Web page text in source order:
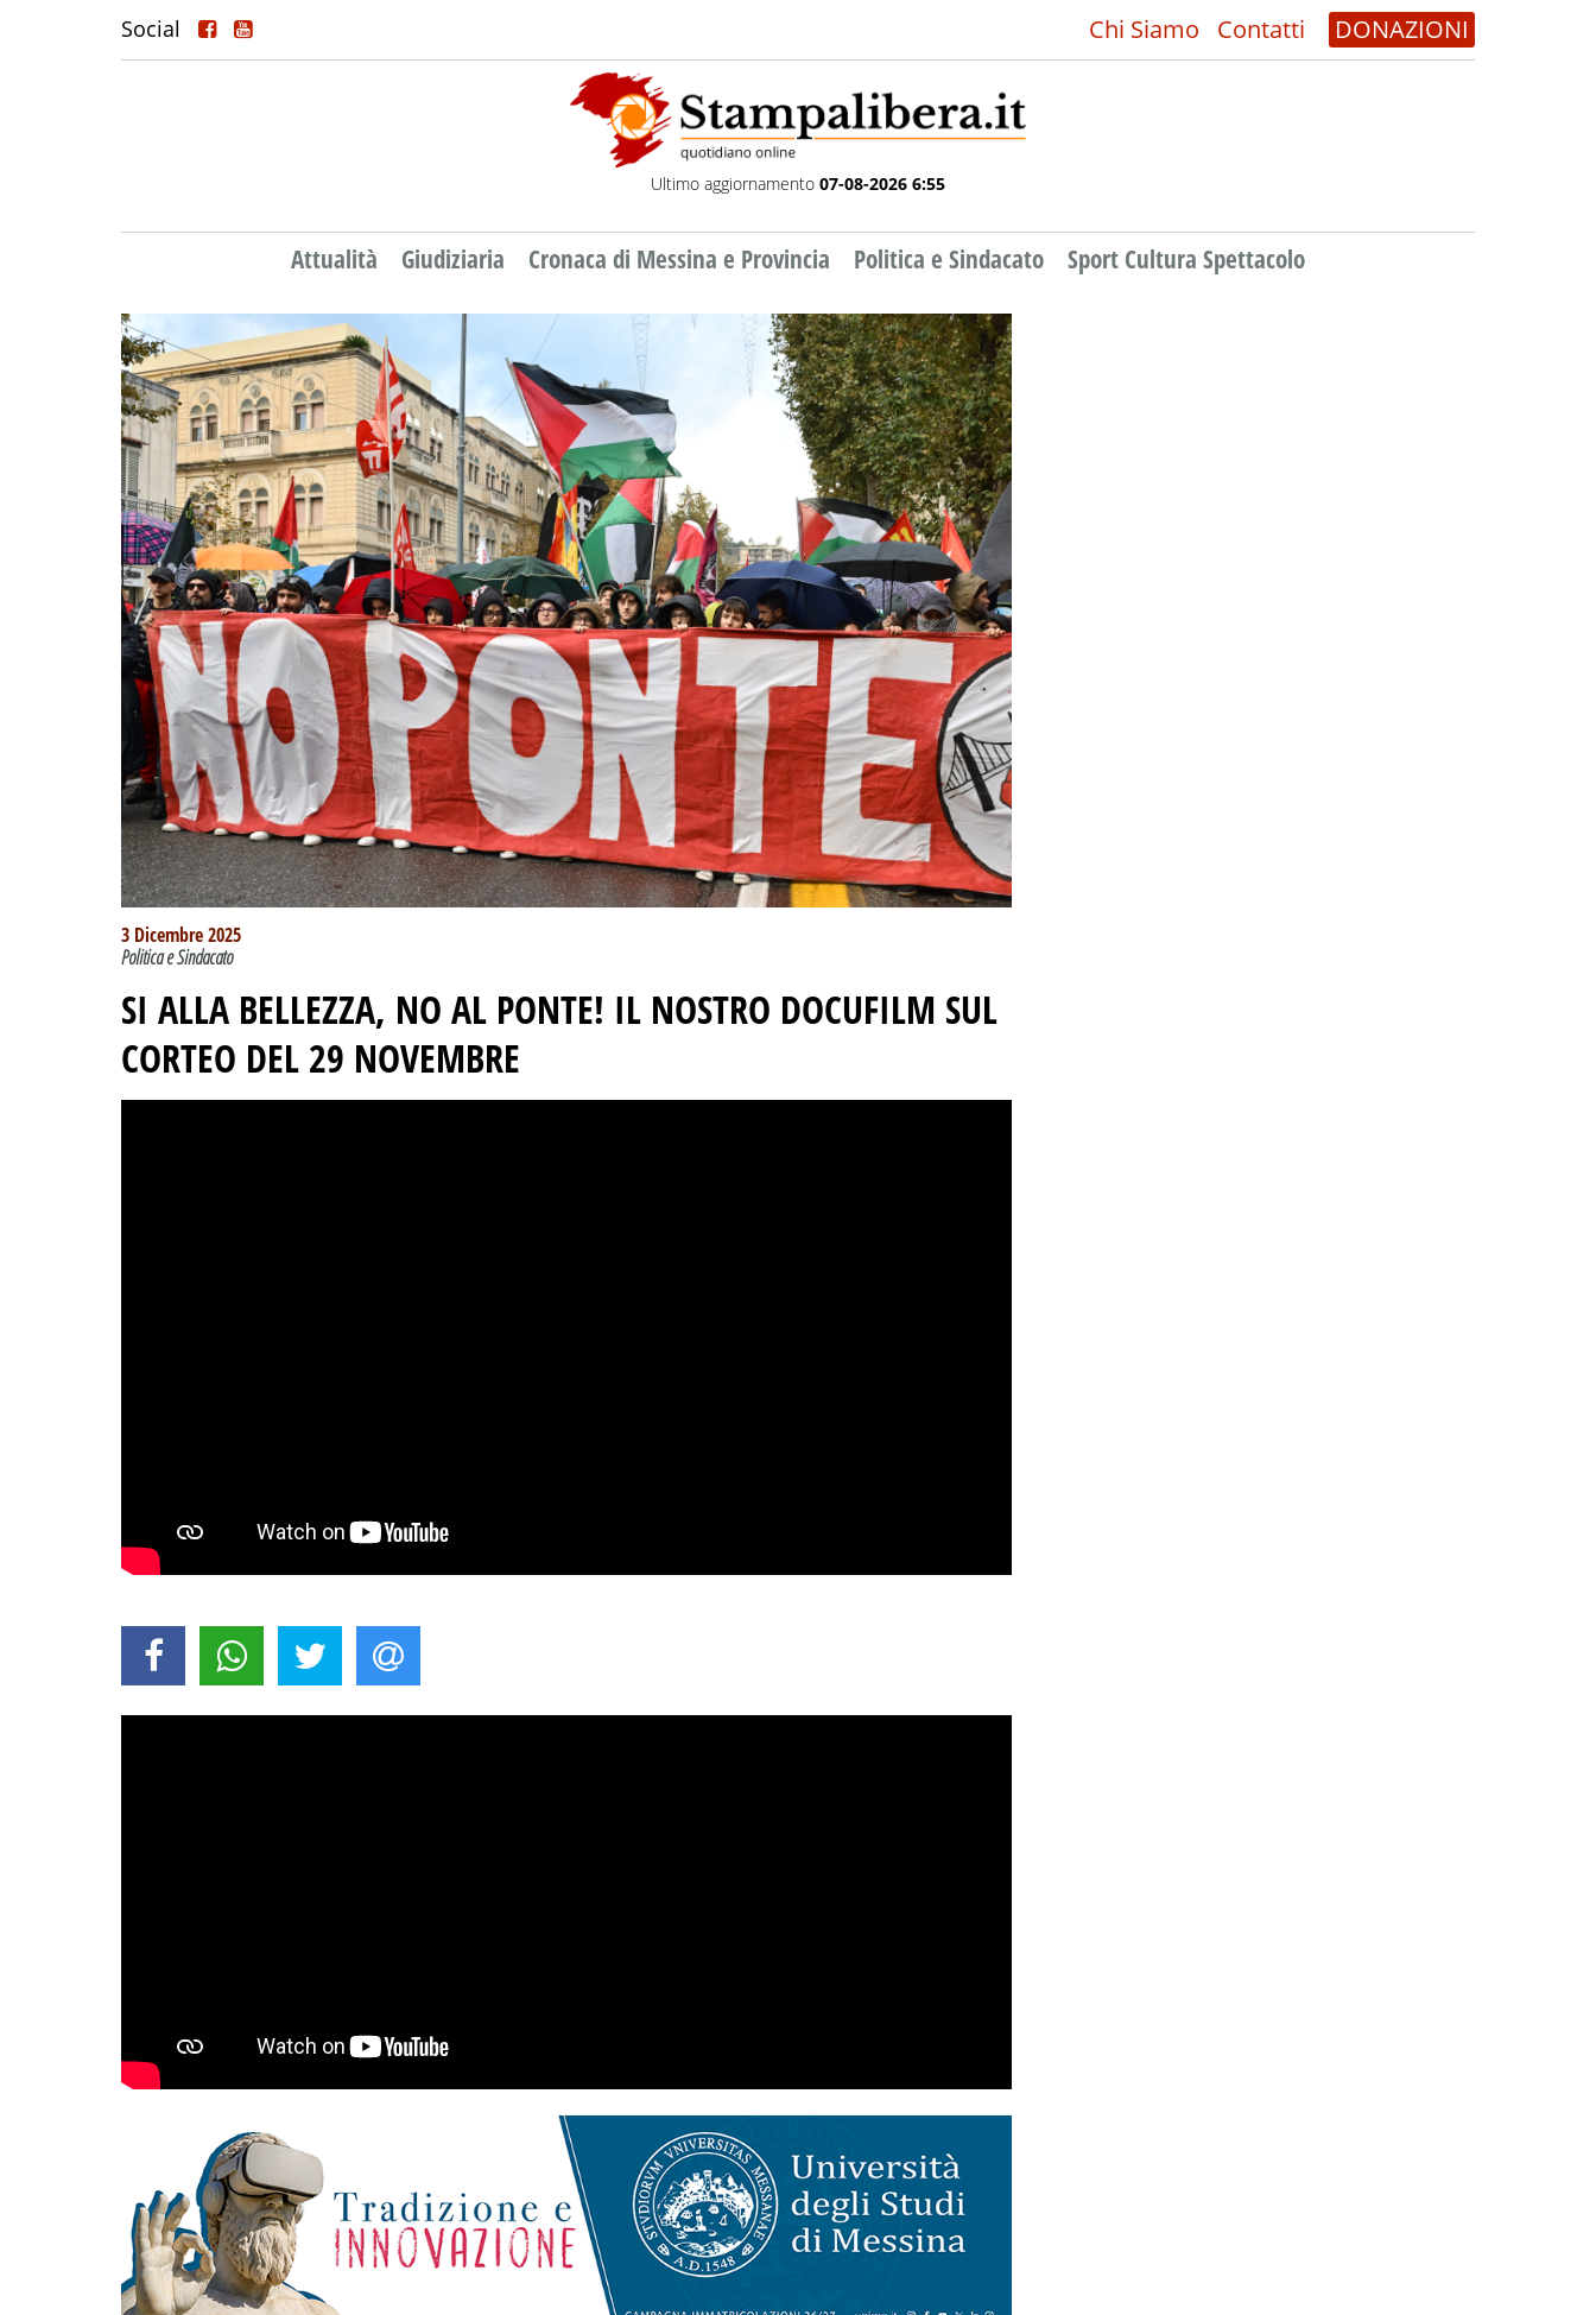
Social Chi Siamo Contatti DONAZIONI
Ultimo aggiornamento 07-08-2026 6:55
Attualità Giudiziaria Cronaca di Messina e Provincia Politica e Sindacato Sport Cultura Spettacolo
3 Dicembre 2025
Politica e Sindacato
SI ALLA BELLEZZA, NO AL PONTE! IL NOSTRO DOCUFILM SUL
CORTEO DEL 29 NOVEMBRE